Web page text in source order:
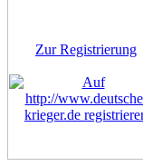
Zur Registrierung